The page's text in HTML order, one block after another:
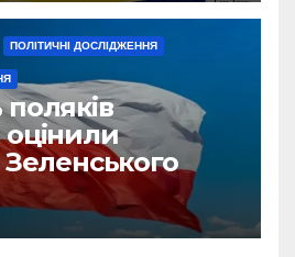
ПОЛІТИЧНІ ДОСЛІДЖЕННЯ
оцінили
Зеленського